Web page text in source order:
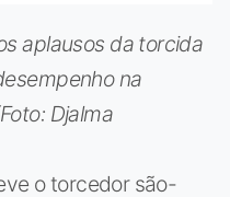
aplausos da torcida
na
Djalma
o torcedor são-